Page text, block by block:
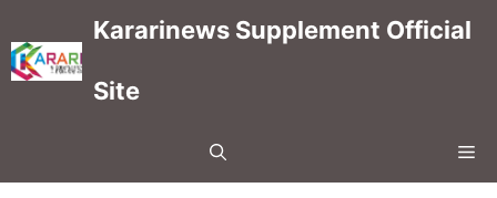
content
Kararinews Supplement Official
Site